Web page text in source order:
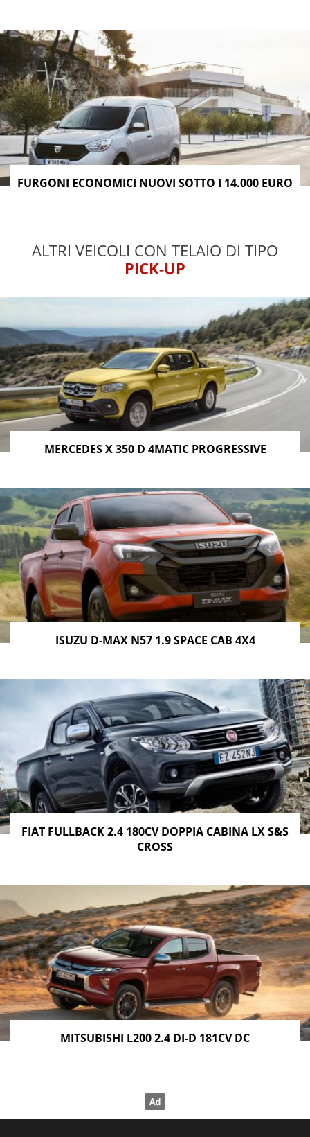
FURGONI ECONOMICI NUOVI SOTTO I 14.000 EURO
ALTRI VEICOLI CON TELAIO DI TIPO
PICK-UP
MERCEDES X 350 D 4MATIC PROGRESSIVE
ISUZU D-MAX N57 1.9 SPACE CAB 4X4
FIAT FULLBACK 2.4 180CV DOPPIA CABINA LX S&S
CROSS
MITSUBISHI L200 2.4 DI-D 181CV DC